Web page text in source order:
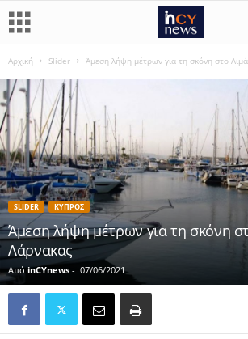
Αρχική Slider Άμεση λήψη μέτρων για τη σκόνη στο
SLIDER ΚΥΠΡΟΣ
Άμεση λήψη μέτρων για τη σκόνη
Λάρνακας
Από inCYnews - 07/06/2021